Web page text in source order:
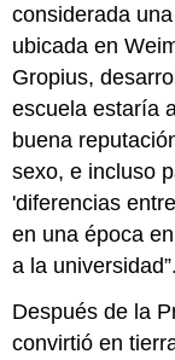
Walter
Gropius
Ludwig
Mies
van
der
Rohe
Peter
Behrens
Mujeres
la
Bauhaus
considerada
ubicada en
Gropius,
escuela estaría
buena
sexo, e incluso
'diferencias
en una época
a la universidad”.
Después de la
convirtió en